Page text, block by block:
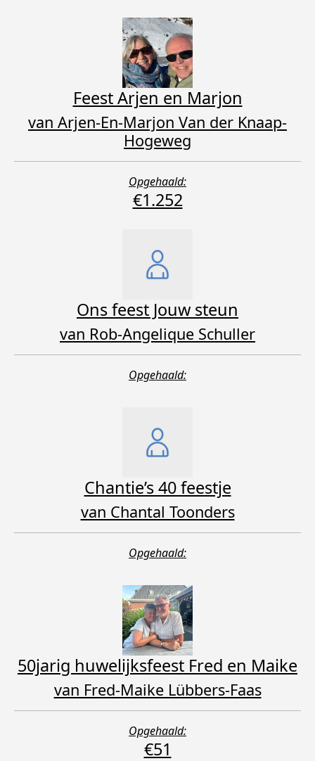
Feest Arjen en Marjon
van Arjen-En-Marjon Van der Knaap-
Hogeweg
Opgehaald:
€1.252
Ons feest Jouw steun
van Rob-Angelique Schuller
Opgehaald:
Chantie’s 40 feestje
van Chantal Toonders
Opgehaald:
50jarig huwelijksfeest Fred en Maike
van Fred-Maike Lübbers-Faas
Opgehaald:
€51